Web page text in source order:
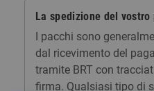
La spedizione del vostro
I pacchi sono
dal ricevimento del
tramite BRT con
firma. Qualsiasi tipo di